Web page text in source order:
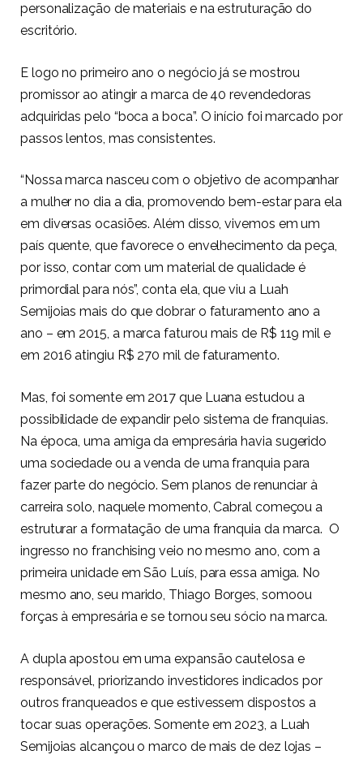
personalização de materiais e na estruturação do
escritório.
E logo no primeiro ano o negócio já se mostrou
promissor ao atingir a marca de 40 revendedoras
adquiridas pelo “boca a boca”. O início foi marcado por
passos lentos, mas consistentes.
“Nossa marca nasceu com o objetivo de acompanhar
a mulher no dia a dia, promovendo bem-estar para ela
em diversas ocasiões. Além disso, vivemos em um
país quente, que favorece o envelhecimento da peça,
por isso, contar com um material de qualidade é
primordial para nós”, conta ela, que viu a Luah
Semijoias mais do que dobrar o faturamento ano a
ano – em 2015, a marca faturou mais de R$ 119 mil e
em 2016 atingiu R$ 270 mil de faturamento.
Mas, foi somente em 2017 que Luana estudou a
possibilidade de expandir pelo sistema de franquias.
Na época, uma amiga da empresária havia sugerido
uma sociedade ou a venda de uma franquia para
fazer parte do negócio. Sem planos de renunciar à
carreira solo, naquele momento, Cabral começou a
estruturar a formatação de uma franquia da marca. O
ingresso no franchising veio no mesmo ano, com a
primeira unidade em São Luís, para essa amiga. No
mesmo ano, seu marido, Thiago Borges, somoou
forças à empresária e se tornou seu sócio na marca.
A dupla apostou em uma expansão cautelosa e
responsável, priorizando investidores indicados por
outros franqueados e que estivessem dispostos a
tocar suas operações. Somente em 2023, a Luah
Semijoias alcançou o marco de mais de dez lojas –